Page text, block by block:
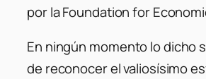
por la Foundation for
En ningún momento lo dicho
de reconocer el valiosísimo